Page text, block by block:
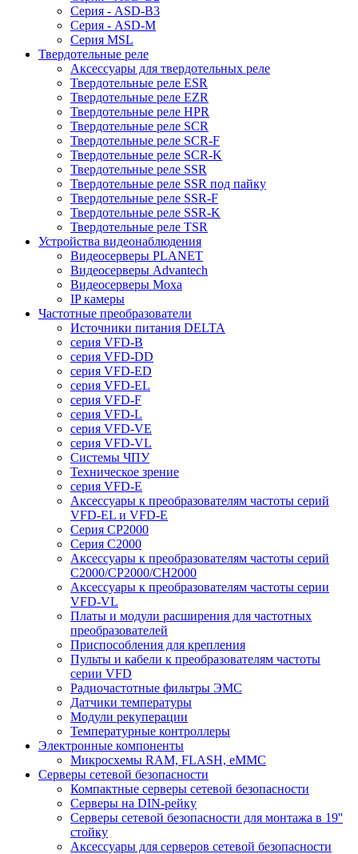
Серия - ASD-B3
Серия - ASD-M
Серия MSL
Твердотельные реле
Аксессуары для твердотельных реле
Твердотельные реле ESR
Твердотельные реле EZR
Твердотельные реле HPR
Твердотельные реле SCR
Твердотельные реле SCR-F
Твердотельные реле SCR-K
Твердотельные реле SSR
Твердотельные реле SSR под пайку
Твердотельные реле SSR-F
Твердотельные реле SSR-K
Твердотельные реле TSR
Устройства видеонаблюдения
Видеосерверы PLANET
Видеосерверы Advantech
Видеосерверы Moxa
IP камеры
Частотные преобразователи
Источники питания DELTA
серия VFD-B
серия VFD-DD
серия VFD-ED
серия VFD-EL
серия VFD-F
серия VFD-L
серия VFD-VE
серия VFD-VL
Системы ЧПУ
Техническое зрение
серия VFD-E
Аксессуары к преобразователям частоты серий
VFD-EL и VFD-E
Серия CP2000
Серия C2000
Аксессуары к преобразователям частоты серий
С2000/CP2000/CH2000
Аксессуары к преобразователям частоты серии
VFD-VL
Платы и модули расширения для частотных
преобразователей
Приспособления для крепления
Пульты и кабели к преобразователям частоты
серии VFD
Радиочастотные фильтры ЭМС
Датчики температуры
Модули рекуперации
Температурные контроллеры
Электронные компоненты
Микросхемы RAM, FLASH, eMMC
Серверы сетевой безопасности
Компактные серверы сетевой безопасности
Серверы на DIN-рейку
Серверы сетевой безопасности для монтажа в 19''
стойку
Аксессуары для серверов сетевой безопасности